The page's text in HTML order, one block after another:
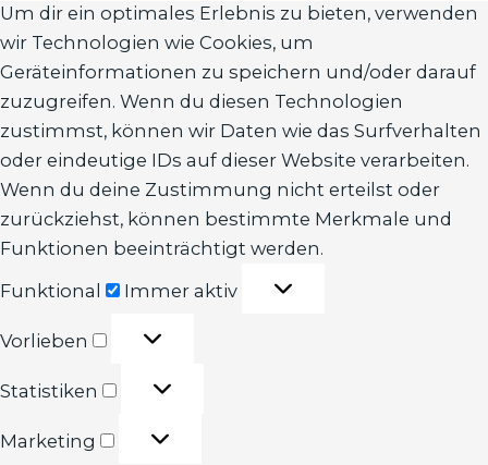
Um dir ein optimales Erlebnis zu bieten, verwenden
wir Technologien wie Cookies, um
Geräteinformationen zu speichern und/oder darauf
zuzugreifen. Wenn du diesen Technologien
zustimmst, können wir Daten wie das Surfverhalten
oder eindeutige IDs auf dieser Website verarbeiten.
Wenn du deine Zustimmung nicht erteilst oder
zurückziehst, können bestimmte Merkmale und
Funktionen beeinträchtigt werden.
Funktional
Immer aktiv
Vorlieben
Statistiken
Marketing